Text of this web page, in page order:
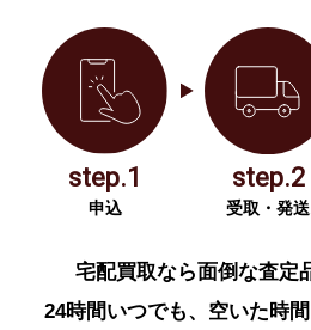
step.1
申込
step.2
受取・発送
宅配買取なら面倒な査定
24時間いつでも、空いた時間